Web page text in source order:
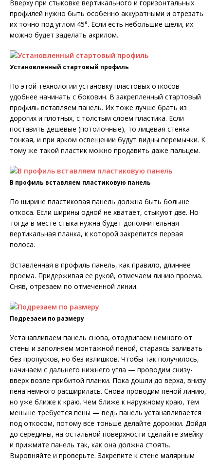
Вверху при стыковке вертикального и горизонтальных
профилей нужно быть особенно аккуратными и отрезать
их точно под углом 45°. Если есть небольшие щели, их
можно будет заделать акрилом.
Установленный стартовый профиль
По этой технологии установку пластовых откосов
удобнее начинать с боковин. В закрепленный стартовый
профиль вставляем панель. Их тоже лучше брать из
дорогих и плотных, с толстым слоем пластика. Если
поставить дешевые (потолочные), то лицевая стенка
тонкая, и при ярком освещении будут видны перемычки. К
тому же такой пластик можно продавить даже пальцем.
В профиль вставляем пластиковую панель
По ширине пластиковая панель должна быть больше
откоса. Если ширины одной не хватает, стыкуют две. Но
тогда в месте стыка нужна будет дополнительная
вертикальная планка, к которой закрепится первая
полоса.
Вставленная в профиль панель, как правило, длиннее
проема. Придерживая ее рукой, отмечаем линию проема.
Сняв, отрезаем по отмеченной линии.
Подрезаем по размеру
Устанавливаем панель снова, отодвигаем немного от
стены и заполняем монтажной пеной, стараясь заливать
без пропусков, но без излишков. Чтобы так получилось,
начинаем с дальнего нижнего угла — проводим снизу-
вверх возле прибитой планки. Пока дошли до верха, внизу
пена немного расширилась. Снова проводим пеной линию,
но уже ближе к краю. Чем ближе к наружному краю, тем
меньше требуется пены — ведь панель устанавливается
под откосом, потому все тоньше делайте дорожки. Дойдя
до середины, на остальной поверхности сделайте змейку
и прижмите панель так, как она должна стоять.
Выровняйте и проверьте. Закрепите к стене малярным